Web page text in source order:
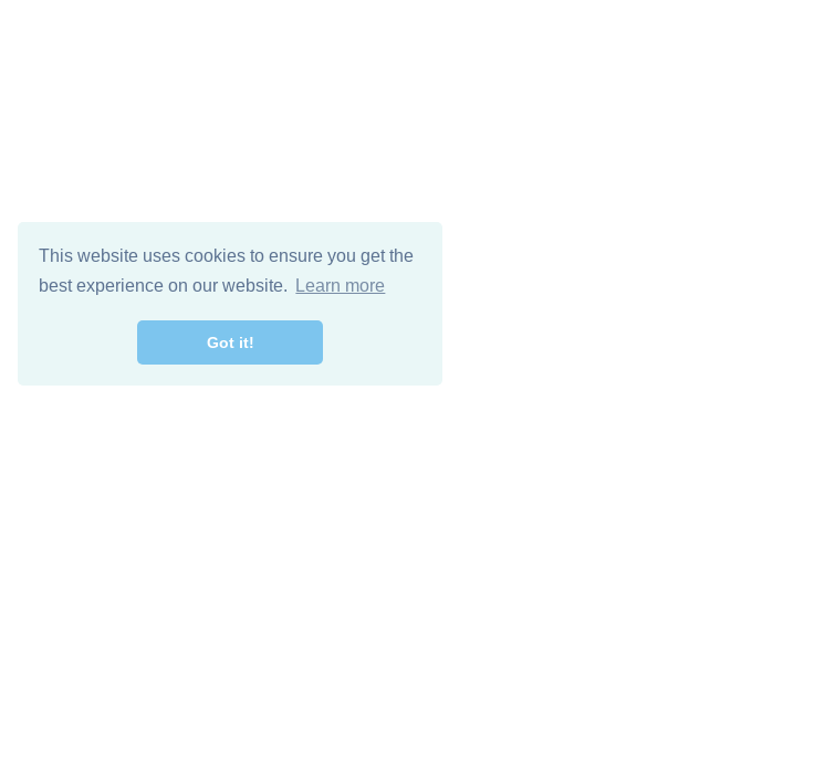
This website uses cookies to ensure you get the
best experience on our website.
Learn more
Got it!